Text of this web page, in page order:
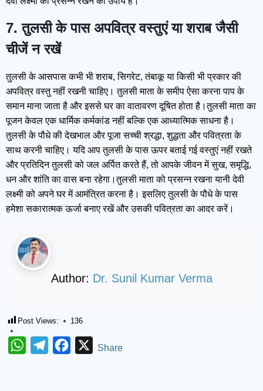
7. तुलसी के पास अपवित्र वस्तुएं या शराब जैसी
चीजें न रखें
तुलसी के आसपास कभी भी शराब, सिगरेट, तंबाकू या किसी भी प्रकार की
अपवित्र वस्तु नहीं रखनी चाहिए। तुलसी माता के समीप ऐसा करना पाप के
समान माना जाता है और इससे घर का वातावरण दूषित होता है।तुलसी माता का
पूजन केवल एक धार्मिक कर्मकांड नहीं बल्कि एक आध्यात्मिक साधना है।
तुलसी के पौधे की देखभाल और पूजा सच्ची श्रद्धा, शुद्धता और पवित्रता के
साथ करनी चाहिए। यदि आप तुलसी के पास ऊपर बताई गई वस्तुएं नहीं रखते
और प्रतिदिन तुलसी को जल अर्पित करते हैं, तो आपके जीवन में सुख, समृद्धि,
धन और शांति का वास बना रहेगा।तुलसी माता को प्रसन्न रखना यानी देवी
लक्ष्मी को अपने घर में आमंत्रित करना है। इसलिए तुलसी के पौधे के पास
हमेशा सकारात्मक ऊर्जा बनाए रखें और उसकी पवित्रता का आदर करें।
Author: Dr. Sunil Kumar Verma
Post Views: 136
WhatsAppTelegramFacebook
XShare